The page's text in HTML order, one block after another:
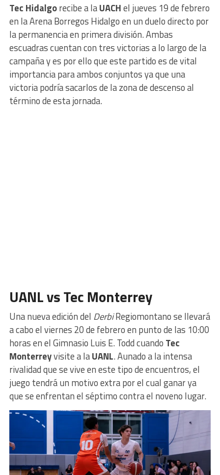
Tec Hidalgorecibe a laUACHel jueves 19 de febrero
en la Arena Borregos Hidalgo en un duelo directo por
la permanencia en primera división. Ambas
escuadras cuentan con tres victorias a lo largo de la
campaña y es por ello que este partido es de vital
importancia para ambos conjuntos ya que una
victoria podría sacarlos de la zona de descenso al
término de esta jornada.
UANL vs Tec Monterrey
Una nueva edición del DerbiRegiomontano se llevará
a cabo el viernes 20 de febrero en punto de las 10:00
horas en el Gimnasio Luis E. Todd cuando Tec
Monterreyvisite a laUANL. Aunado a la intensa
rivalidad que se vive en este tipo de encuentros, el
juego tendrá un motivo extra por el cual ganar ya
que se enfrentan el séptimo contra el noveno lugar.